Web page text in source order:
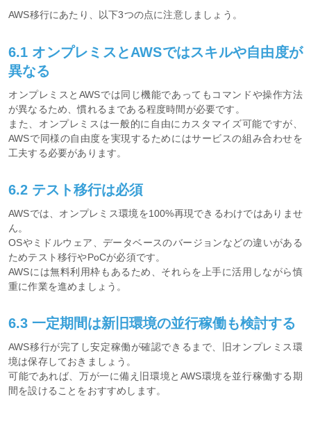
AWS移行にあたり、以下3つの点に注意しましょう。
6.1 オンプレミスとAWSではスキルや自由度が
異なる
オンプレミスとAWSでは同じ機能であってもコマンドや操作方法
が異なるため、慣れるまである程度時間が必要です。
また、オンプレミスは一般的に自由にカスタマイズ可能ですが、
AWSで同様の自由度を実現するためにはサービスの組み合わせを
工夫する必要があります。
6.2 テスト移行は必須
AWSでは、オンプレミス環境を100%再現できるわけではありませ
ん。
OSやミドルウェア、データベースのバージョンなどの違いがある
ためテスト移行やPoCが必須です。
AWSには無料利用枠もあるため、それらを上手に活用しながら慎
重に作業を進めましょう。
6.3 一定期間は新旧環境の並行稼働も検討する
AWS移行が完了し安定稼働が確認できるまで、旧オンプレミス環
境は保存しておきましょう。
可能であれば、万が一に備え旧環境とAWS環境を並行稼働する期
間を設けることをおすすめします。